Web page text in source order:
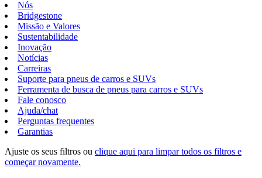
Nós
Bridgestone
Missão e Valores
Sustentabilidade
Inovação
Notícias
Carreiras
Suporte para pneus de carros e SUVs
Ferramenta de busca de pneus para carros e SUVs
Fale conosco
Ajuda/chat
Perguntas frequentes
Garantias
Ajuste os seus filtros ou clique aqui para limpar todos os filtros e
começar novamente.